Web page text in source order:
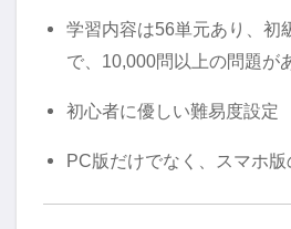
学習内容は56単元あり、初
で、10,000問以上の問題が
初心者に優しい難易度設定
PC版だけでなく、スマホ